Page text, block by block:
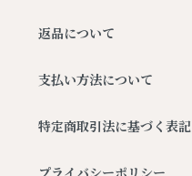
返品について
支払い方法について
特定商取引法に基づく表記